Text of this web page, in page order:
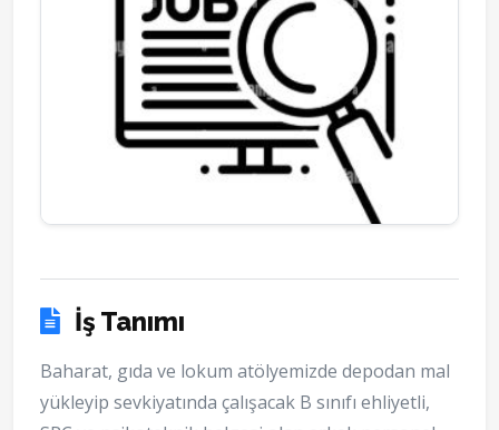
İş Tanımı
Baharat, gıda ve lokum atölyemizde depodan mal
yükleyip sevkiyatında çalışacak B sınıfı ehliyetli,